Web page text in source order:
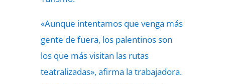
«Aunque intentamos que venga más
gente de fuera, los palentinos son
los que más visitan las rutas
teatralizadas», afirma la trabajadora.